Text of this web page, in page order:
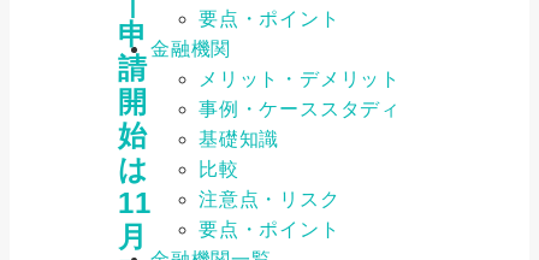
申
請
開
始
は
11
月
要点・ポイント
金融機関
メリット・デメリット
事例・ケーススタディ
基礎知識
比較
注意点・リスク
要点・ポイント